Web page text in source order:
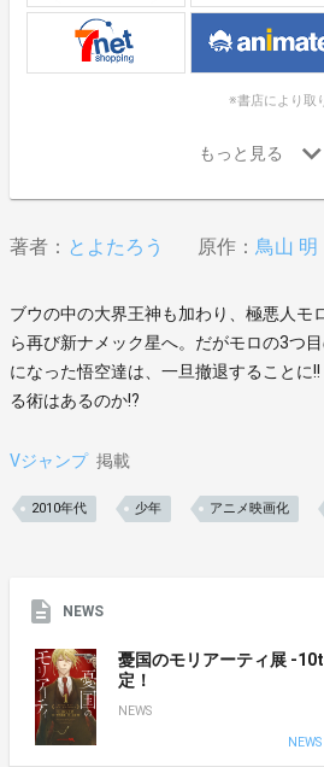
※書店により取
著者： とよたろう 原作： 鳥山 明
ブウの中の大界王神も加わり、極悪人モ
ら再び新ナメック星へ。だがモロの3つ
になった悟空達は、一旦撤退すること
る術はあるのか!?
Vジャンプ 掲載
2010年代 少年 アニメ映画化
NEWS
憂国のモリアーティ展 -
定！
NEWS